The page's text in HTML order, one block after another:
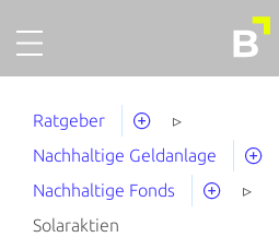
Finanzieren
Über uns
Ratgeber
Nachhaltige Geldanlage
Nachhaltige Fonds
Solaraktien